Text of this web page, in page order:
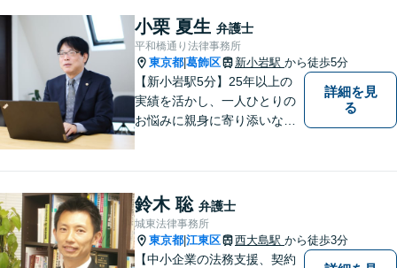
小栗 夏生 弁護士
平和橋通り法律事務所
東京都 葛飾区 新小岩駅 から徒歩5分
【新小岩駅5分】25年以上の
実績を活かし、一人ひとりの
お悩みに親身に寄り添いなが
や未来を見据えたサポートを
大切にしています。【休日や
夜間相談も柔軟に対応】【WE
B相談可】
詳細を見
る
鈴木 聡 弁護士
城東法律事務所
東京都 江東区 西大島駅 から徒歩3分
【中小企業の法務支援、契約